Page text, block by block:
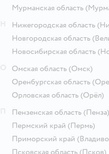
Мурманская область
Нижегородская область
Новгородская область
Новосибирская область
Омская область (Омск)
Оренбургская область
Орловская область (Орёл)
Пензенская область (Пенза)
Пермский край (Пермь)
Приморский край
Псковская область (Псков)